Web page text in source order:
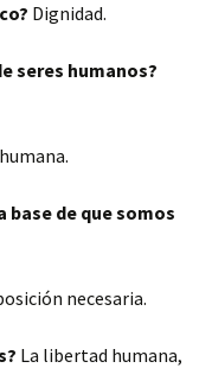
Dignidad.
seres humanos?
base de que somos
necesaria.
La libertad humana,